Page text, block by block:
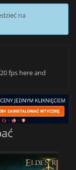
na
fps here and